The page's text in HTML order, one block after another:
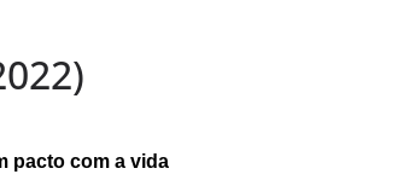
pacto com a vida